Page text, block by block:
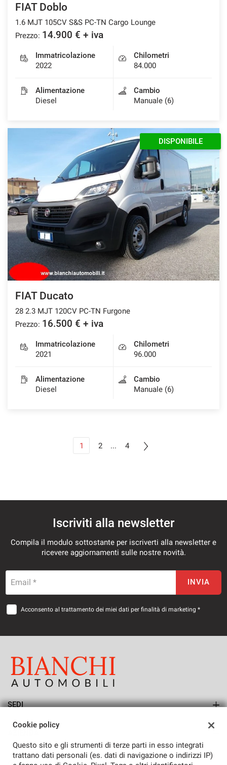
FIAT Doblo
1.6 MJT 105CV S&S PC-TN Cargo Lounge
Prezzo: 14.900 € + iva
Immatricolazione
2022
Chilometri
84.000
Alimentazione
Diesel
Cambio
Manuale (6)
DISPONIBILE
FIAT Ducato
28 2.3 MJT 120CV PC-TN Furgone
Prezzo: 16.500 € + iva
Immatricolazione
2021
Chilometri
96.000
Alimentazione
Diesel
Cambio
Manuale (6)
1 2 ... 4
Iscriviti alla newsletter
Compila il modulo sottostante per iscriverti alla newsletter e
ricevere aggiornamenti sulle nostre novità.
Email * INVIA
Acconsento al trattamento dei miei dati per finalità di marketing *
SEDI
Sede di San Vendemiano
Azienda
Cookie policy
Questo sito e gli strumenti di terze parti in esso integrati
trattano dati personali (es. dati di navigazione o indirizzi IP)